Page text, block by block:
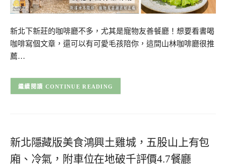
新北下新莊的咖啡廳不多，尤其是寵物友善餐廳！想要看書喝
咖啡寫個文章，還可以有可愛毛孩陪你，這間山林咖啡廳很推
薦…
CONTINUE READING
新北隱藏版美食鴻興土雞城，五股山上有包
廂、冷氣，附車位在地破千評價4.7餐廳